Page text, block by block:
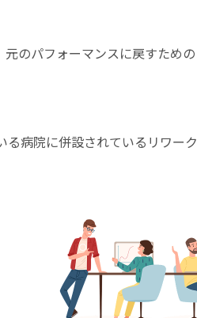
のパフォーマンスに戻すための
病院に併設されているリワーク